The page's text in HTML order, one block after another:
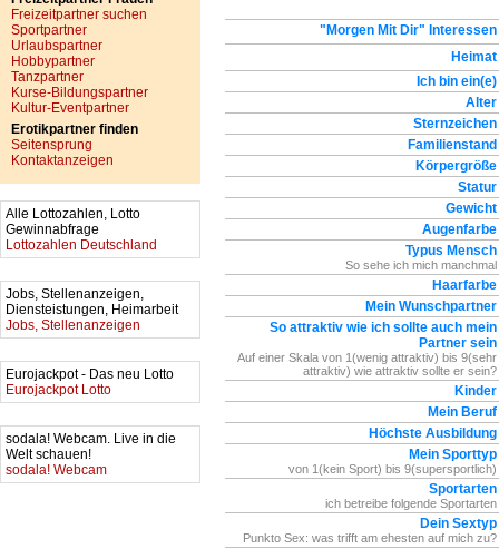
Freizeitpartner suchen
Sportpartner
Urlaubspartner
Hobbypartner
Tanzpartner
Kurse-Bildungspartner
Kultur-Eventpartner
Erotikpartner finden
Seitensprung
Kontaktanzeigen
Alle Lottozahlen, Lotto
Gewinnabfrage
Lottozahlen Deutschland
Jobs, Stellenanzeigen,
Diensteistungen, Heimarbeit
Jobs, Stellenanzeigen
Eurojackpot - Das neu Lotto
Eurojackpot Lotto
sodala! Webcam. Live in die
Welt schauen!
sodala! Webcam
"Morgen Mit Dir" Interessen
Heimat
Ich bin ein(e)
Alter
Sternzeichen
Familienstand
Körpergröße
Statur
Gewicht
Augenfarbe
Typus Mensch
So sehe ich mich manchmal
Haarfarbe
Mein Wunschpartner
So attraktiv wie ich sollte auch mein
Partner sein
Auf einer Skala von 1(wenig attraktiv) bis 9(sehr
attraktiv) wie attraktiv sollte er sein?
Kinder
Mein Beruf
Höchste Ausbildung
Mein Sporttyp
von 1(kein Sport) bis 9(supersportlich)
Sportarten
ich betreibe folgende Sportarten
Dein Sextyp
Punkto Sex: was trifft am ehesten auf mich zu?